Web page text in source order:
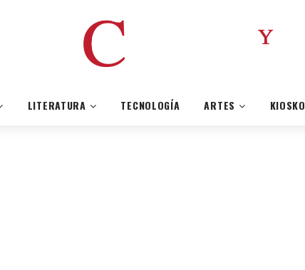
LITERATURA TECNOLOGÍA ARTES KIOSKO